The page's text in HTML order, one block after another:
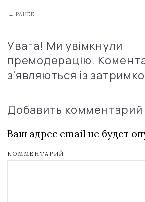
← РАНЕЕ
Увага! Ми увімкнули
премодерацію.
з'являються із
Добавить комментарий
Ваш адрес email не будет
КОММЕНТАРИЙ